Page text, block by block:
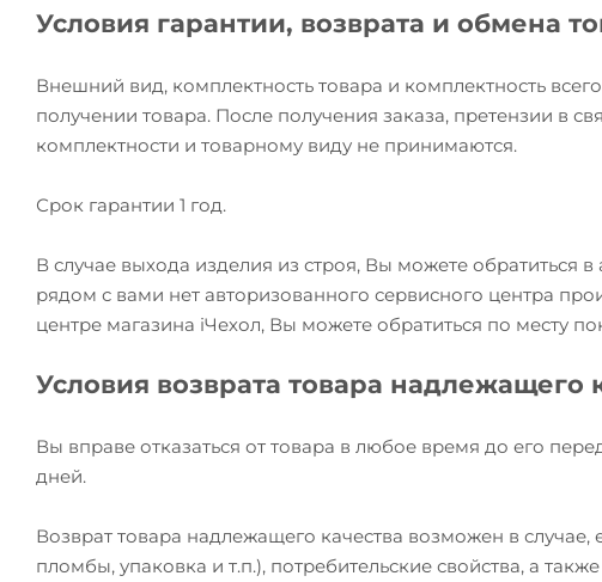
Условия гарантии, возврата и обмена
Внешний вид, комплектность товара и комплектность
получении товара. После получения заказа, претензии в
комплектности и товарному виду не принимаются.
Срок гарантии 1 год.
В случае выхода изделия из строя, Вы можете обратиться
рядом с вами нет авторизованного сервисного центра
центре магазина iЧехол, Вы можете обратиться по месту
Условия возврата товара надлежащего
Вы вправе отказаться от товара в любое время до его
дней.
Возврат товара надлежащего качества возможен в
пломбы, упаковка и т.п.), потребительские свойства, а